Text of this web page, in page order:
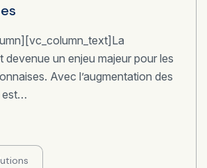
devenue un enjeu majeur pour les
Avec l’augmentation des
est…